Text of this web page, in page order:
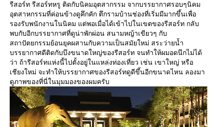
รีสอร์ท รีสอร์ทหรู ติดกับนิคมอุตสากรรม จากบรรยากาศรอบๆนิคม
อุตสาหกรรมที่ค่อนข้างดูคึกคัก ตึกรามบ้านช่องที่เริ่มมีมากขึ้นเพื่อ
รองรับพนักงานในนิคม แต่พอเมื่อได้เข้าไปในเขตของรีสอร์ท กลับ
พบกับอีกบรรยากาศที่ดูน่าพักผ่อน สนามหญ้าเขียวๆ กับ
สถาปัตยกรรมย้อนยุคผสานกับความเป็นสมัยใหม่ สระว่ายน้ำ
บรรยากาศดีติดกับบึงขนาดใหญ่ของรีสอร์ท จนทำให้ผมอดนึกไม่ได้
ว่า ถ้ารีสอร์ทแห่งนี้ไปตั้งอยู่ในแหล่งท่องเที่ยว เช่น เขาใหญ่ หรือ
เชียงใหม่ จะทำให้บรรยากาศของรีสอร์ทดูดีขึ้นอีกขนาดไหน ลองมา
ดูภาพของที่นี่ในมุมมองของผมครับ